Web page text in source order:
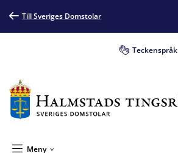
Till Sveriges Domstolar
Teckenspråk
Meny